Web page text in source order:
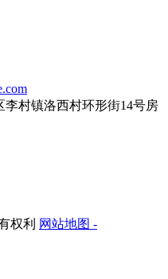
李村镇洛西村环形街14号房
权利 网站地图 -